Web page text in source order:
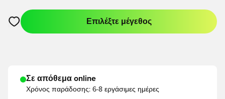
Ανοίγει ένα Modal για να συνδεθείτε ή να εγγραφείτε ως
Επιλέξτε μέγεθος
Σε απόθεμα online
Χρόνος παράδοσης: 6-8 εργάσιμες ημέρες